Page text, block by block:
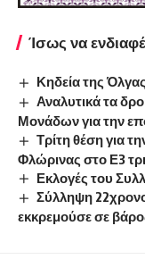
Ίσως να
Κηδεία της
Αναλυτικά τα
Μονάδων για την
Τρίτη θέση για
Φλώρινας στο Ε3
Εκλογές του
Σύλληψη
εκκρεμούσε σε